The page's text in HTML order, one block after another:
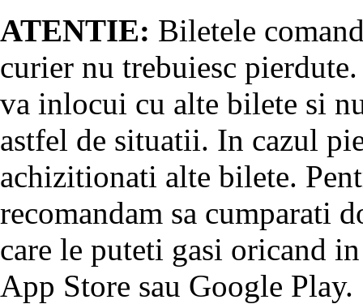
ATENTIE: Biletele
curier nu trebuiesc
va inlocui cu alte bilete si
astfel de situatii. In cazul
achizitionati alte bilete.
recomandam sa cumparati
care le puteti gasi oricand
App Store sau Google Play.